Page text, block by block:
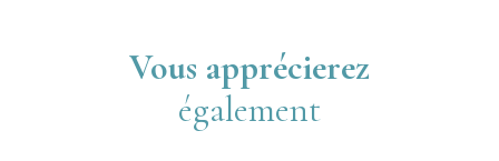
Vous apprécierez
également